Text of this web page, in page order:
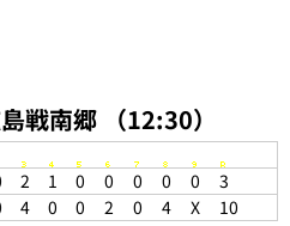
戦南郷 （12:30）
2 1 0 0 0 0 0
3
4 0 0 2 0 4 X 10